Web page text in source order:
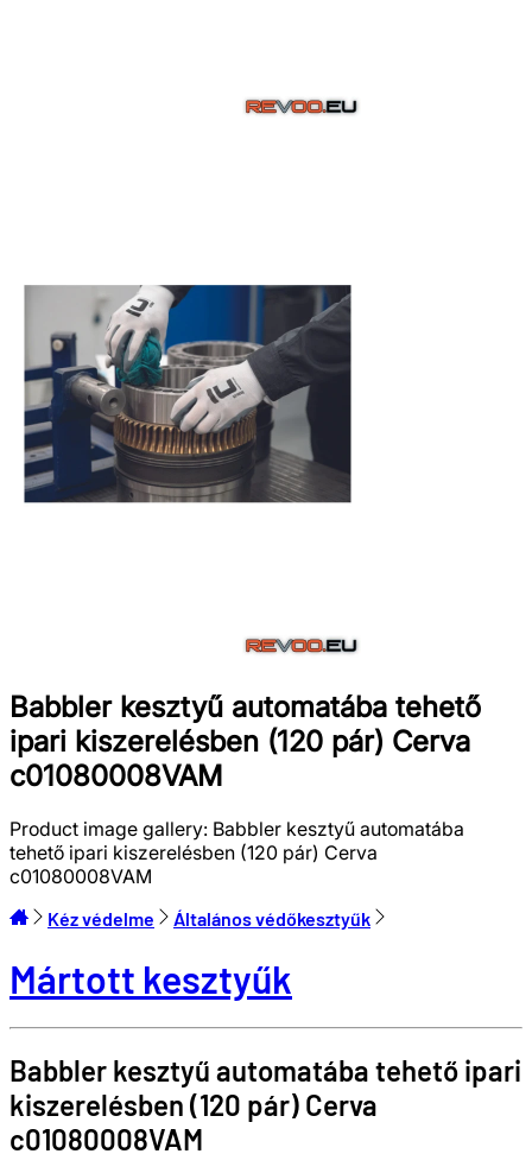
Babbler kesztyű automatába tehető
ipari kiszerelésben (120 pár) Cerva
c01080008VAM
Product image gallery: Babbler kesztyű automatába
tehető ipari kiszerelésben (120 pár) Cerva
c01080008VAM
Kéz védelme Általános védőkesztyűk
Mártott kesztyűk
Babbler kesztyű automatába tehető ipari
kiszerelésben (120 pár) Cerva
c01080008VAM